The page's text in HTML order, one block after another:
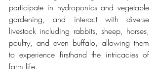
participate in hydroponics and vegetable
gardening, and interact with diverse
livestock including rabbits, sheep, horses,
poultry, and even buffalo, allowing them
to experience firsthand the intricacies of
farm life.